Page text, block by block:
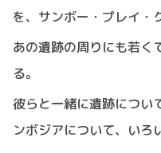
を、サンボー・プレイ・
あの遺跡の周りにも若く
る。
彼らと一緒に遺跡につい
ンボジアについて、いろ